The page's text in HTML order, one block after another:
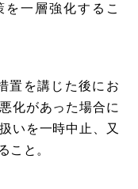
一層強化するこ
置を講じた後にお
化があった場合に
いを一時中止、又
こと。